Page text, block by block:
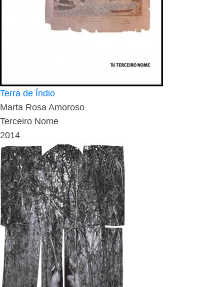
Terra de Índio
Marta Rosa Amoroso
Terceiro Nome
2014